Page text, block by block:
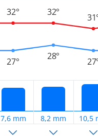
27°
32°
7,6 mm
28°
32°
8,2 mm 10,5